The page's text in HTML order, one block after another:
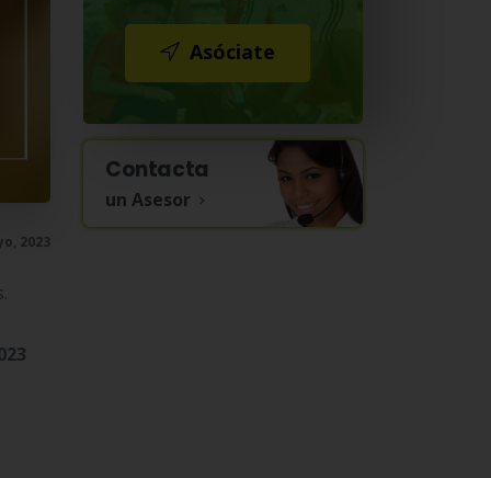
2023
Asóciate
Contacta
un Asesor